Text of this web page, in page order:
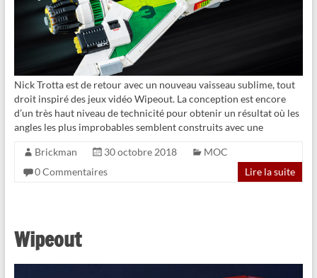
Nick Trotta est de retour avec un nouveau vaisseau sublime, tout
droit inspiré des jeux vidéo Wipeout. La conception est encore
d’un très haut niveau de technicité pour obtenir un résultat où les
angles les plus improbables semblent construits avec une
Brickman 30 octobre 2018
MOC
0 Commentaires
Lire la suite
Wipeout